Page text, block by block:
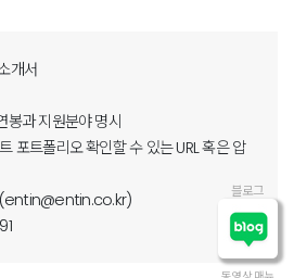
개서
봉과 지원분야 명시
포트폴리오 확인할 수 있는 URL 혹은 압
entin@entin.co.kr)
블로그